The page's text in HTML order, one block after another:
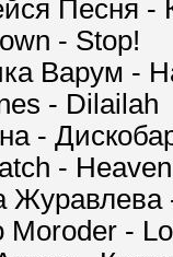
Песня -
- Stop!
Варум -
- Dilailah
-
- Heaven
Журавлева
Moroder -